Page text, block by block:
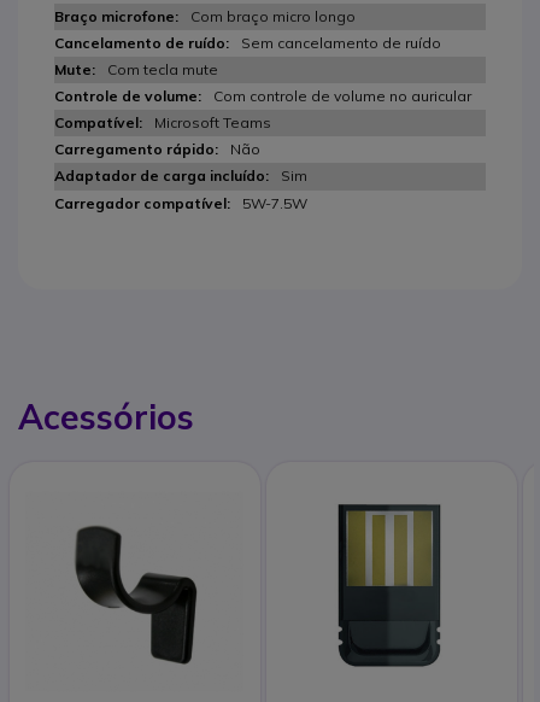
Com braço micro longo
Sem cancelamento de ruído
Com tecla mute
Com controle de volume no auricular
Microsoft Teams
Não
Sim
5W-7.5W
Acessórios